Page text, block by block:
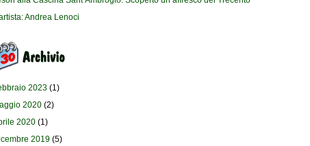
Andrea Lenoci
2023 (1)
2020 (2)
2020 (1)
2019 (5)